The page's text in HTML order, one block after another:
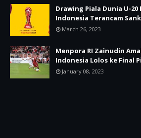
Drawing Piala Dunia U-20
Indonesia Terancam
March 26, 2023
Menpora RI Zainudin
Indonesia Lolos ke Final
January 08, 2023